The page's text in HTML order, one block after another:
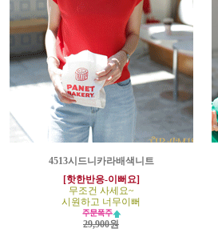
4513시드니카라배색니트
[핫한반응-이뻐요]
무조건 사세요~
시원하고 너무이뻐
29,900원